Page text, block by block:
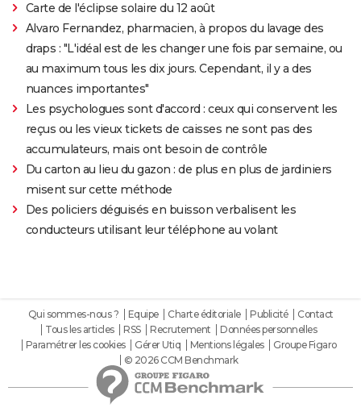
Carte de l'éclipse solaire du 12 août
Alvaro Fernandez, pharmacien, à propos du lavage des
draps : "L'idéal est de les changer une fois par semaine, ou
au maximum tous les dix jours. Cependant, il y a des
nuances importantes"
Les psychologues sont d'accord : ceux qui conservent les
reçus ou les vieux tickets de caisses ne sont pas des
accumulateurs, mais ont besoin de contrôle
Du carton au lieu du gazon : de plus en plus de jardiniers
misent sur cette méthode
Des policiers déguisés en buisson verbalisent les
conducteurs utilisant leur téléphone au volant
Qui sommes-nous ? Equipe Charte éditoriale Publicité
Contact
Tous les articles
RSS Recrutement
Données personnelles
Paramétrer les cookies
Gérer Utiq Mentions légales
Groupe Figaro
© 2026 CCM Benchmark